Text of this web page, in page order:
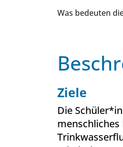
Was bedeuten
Ziele
Die